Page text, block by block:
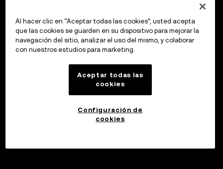
Al hacer clic en “Aceptar todas las cookies”, usted acepta
que las cookies se guarden en su dispositivo para mejorar la
navegación del sitio, analizar el uso del mismo, y colaborar
con nuestros estudios para marketing.
Aceptar todas las
cookies
Configuración de
cookies